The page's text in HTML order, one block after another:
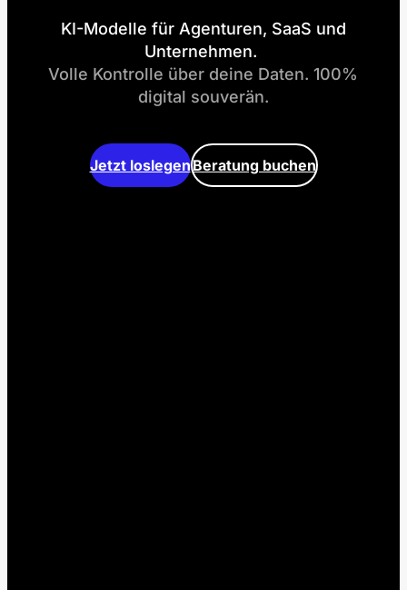
KI-Modelle für Agenturen, SaaS und
Unternehmen.
Volle Kontrolle über deine Daten. 100%
digital souverän.
Jetzt loslegenBeratung buchen